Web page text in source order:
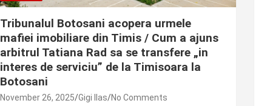
Tribunalul Botosani acopera urmele
mafiei imobiliare din Timis / Cum a ajuns
arbitrul Tatiana Rad sa se transfere „in
interes de serviciu” de la Timisoara la
Botosani
November 26, 2025 Gigi Ilas No Comments